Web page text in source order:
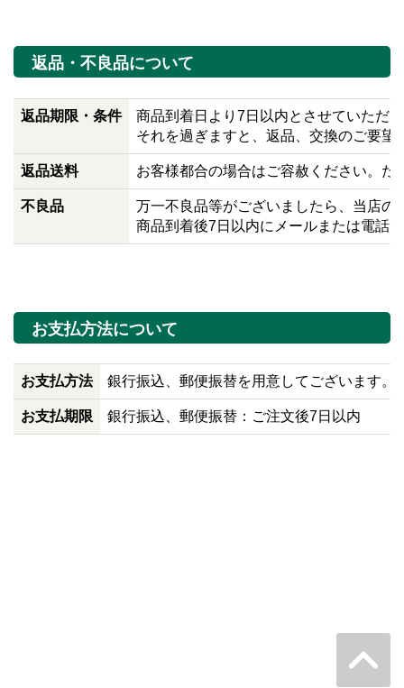
返品・不良品について
返品期限・条件
商品到着日より7日以内とさせていただ
それを過ぎますと、返品、交換のご要
返品送料 お客様都合の場合はご容赦ください。
不良品
万一不良品等がございましたら、当店
商品到着後7日以内にメールまたは電話
お支払方法について
お支払方法 銀行振込、郵便振替を用意してございます
お支払期限 銀行振込、郵便振替：ご注文後7日以内